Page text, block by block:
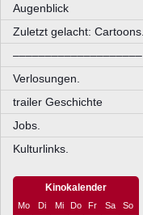
Augenblick
Zuletzt gelacht: Cartoons.
––––––––––––––––––––
Verlosungen.
trailer Geschichte
Jobs.
Kulturlinks.
Kinokalender
Mo Di Mi Do Fr Sa
So